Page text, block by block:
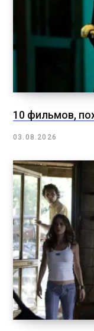
10 фильмов,
03.08.2026